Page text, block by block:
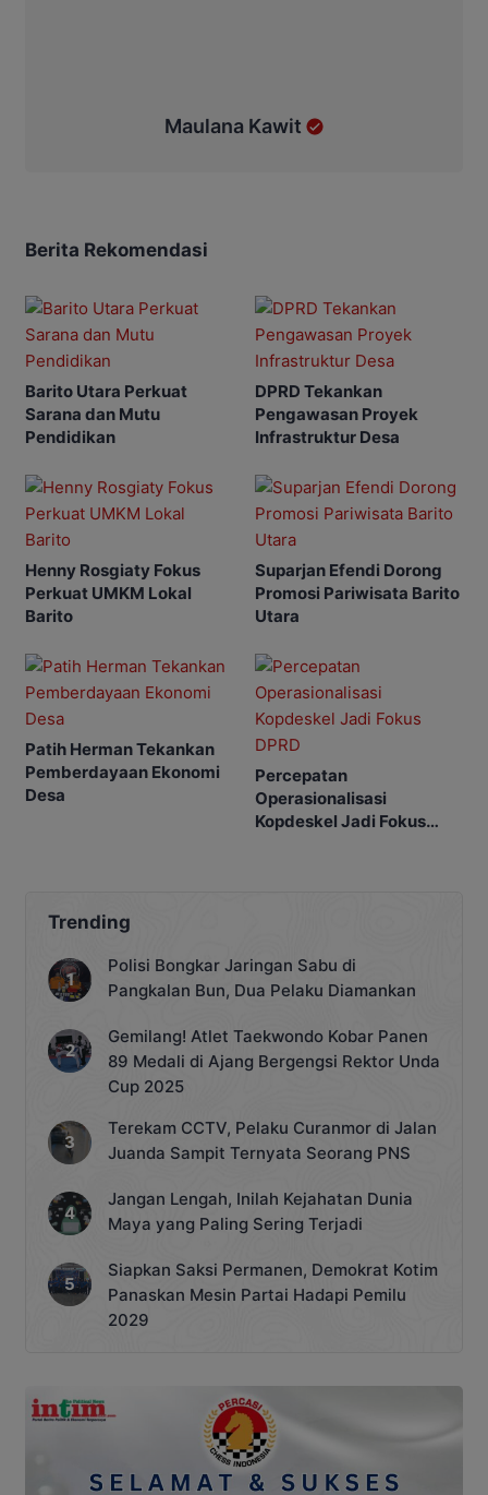
Maulana Kawit
Berita Rekomendasi
Barito Utara Perkuat
Sarana dan Mutu
Pendidikan
DPRD Tekankan
Pengawasan Proyek
Infrastruktur Desa
Henny Rosgiaty Fokus
Perkuat UMKM Lokal
Barito
Suparjan Efendi Dorong
Promosi Pariwisata Barito
Utara
Patih Herman Tekankan
Pemberdayaan Ekonomi
Desa
Percepatan
Operasionalisasi
Kopdeskel Jadi Fokus
Trending
Polisi Bongkar Jaringan Sabu di
Pangkalan Bun, Dua Pelaku Diamankan
Gemilang! Atlet Taekwondo Kobar Panen
89 Medali di Ajang Bergengsi Rektor Unda
Cup 2025
Terekam CCTV, Pelaku Curanmor di Jalan
Juanda Sampit Ternyata Seorang PNS
Jangan Lengah, Inilah Kejahatan Dunia
Maya yang Paling Sering Terjadi
Siapkan Saksi Permanen, Demokrat Kotim
Panaskan Mesin Partai Hadapi Pemilu
2029